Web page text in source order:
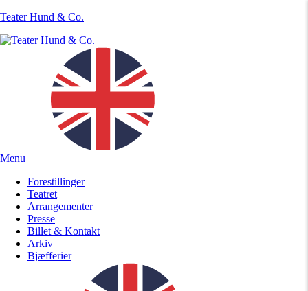
Teater Hund & Co.
Menu
Forestillinger
Teatret
Arrangementer
Presse
Billet & Kontakt
Arkiv
Bjæfferier